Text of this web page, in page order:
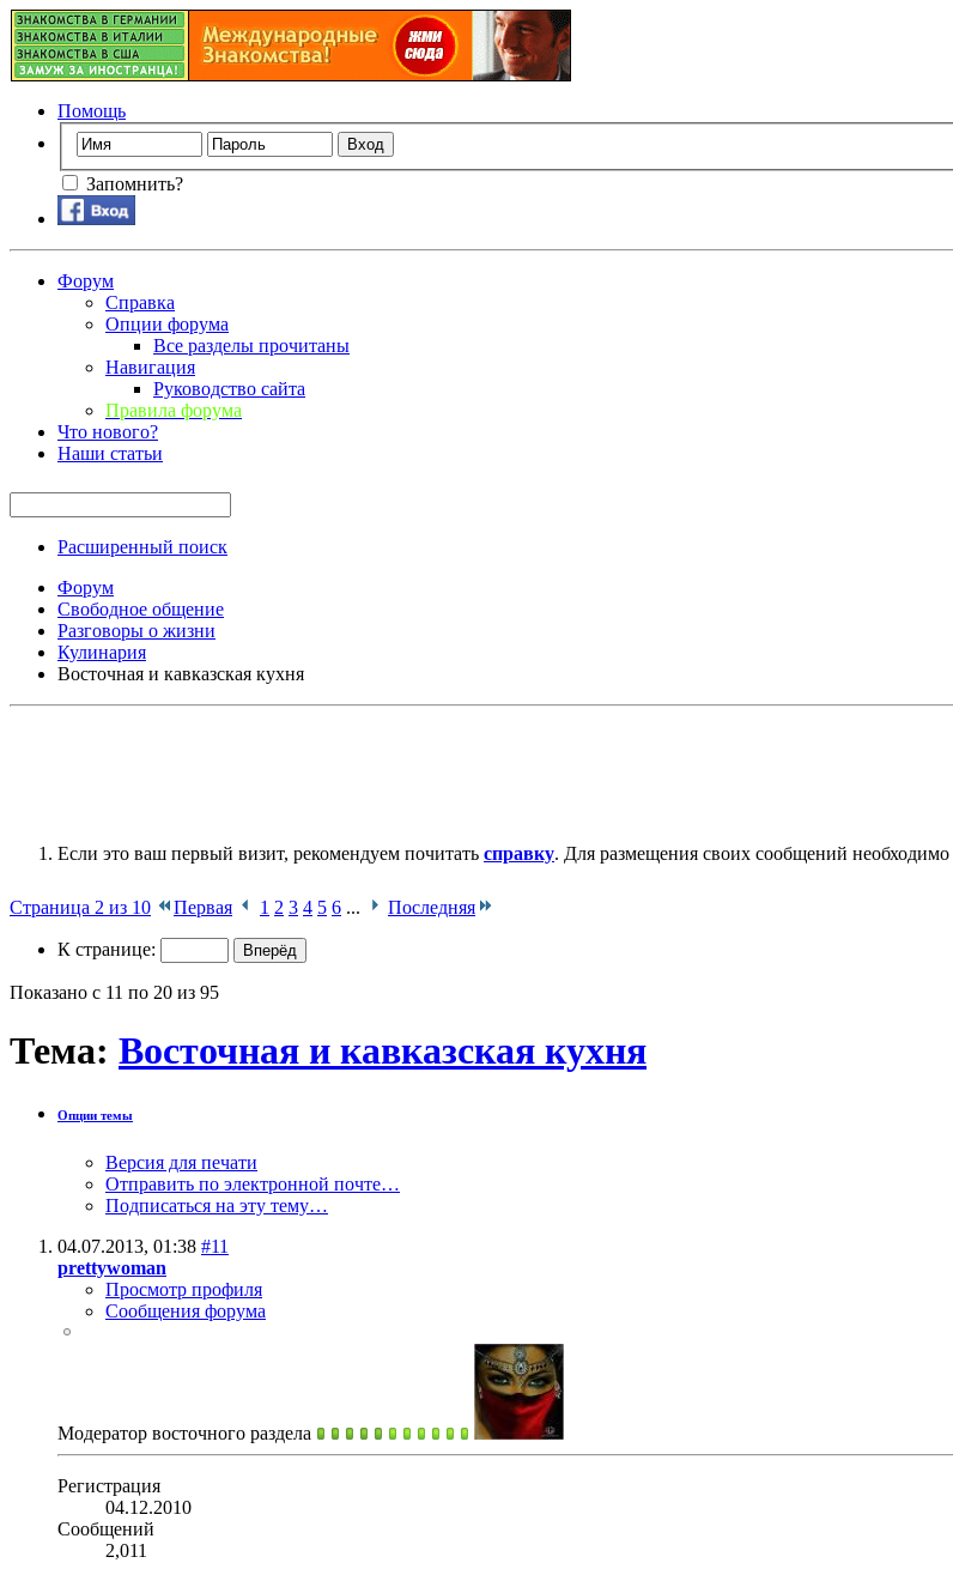
Помощь
Запомнить?
Форум
Справка
Опции форума
Все разделы прочитаны
Навигация
Руководство сайта
Правила форума
Что нового?
Наши статьи
Расширенный поиск
Форум
Свободное общение
Разговоры о жизни
Кулинария
Восточная и кавказская кухня
Если это ваш первый визит, рекомендуем почитать справку. Для размещения своих сообщений необходимо
Страница 2 из 10 Первая 1 2 3 4 5 6 ... Последняя
К странице:
Показано с 11 по 20 из 95
Тема: Восточная и кавказская кухня
Опции темы
Версия для печати
Отправить по электронной почте…
Подписаться на эту тему…
04.07.2013, 01:38 #11
prettywoman
Просмотр профиля
Сообщения форума
Модератор восточного раздела
Регистрация
04.12.2010
Сообщений
2,011